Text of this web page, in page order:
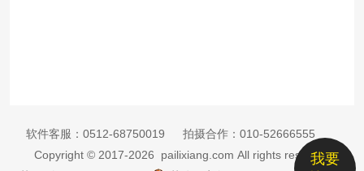
我要
软件客服： 0512-68750019 拍摄合作： 010-52666555
Copyright © 2017-2026 pailixiang.com All rights reserved